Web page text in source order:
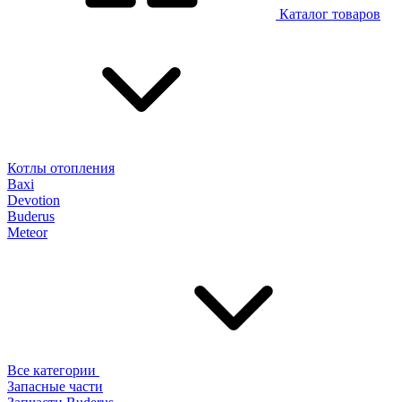
Каталог товаров
Котлы отопления
Baxi
Devotion
Buderus
Meteor
Все категории
Запасные части